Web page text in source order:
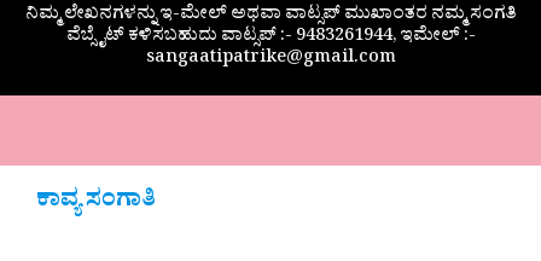
ನಿಮ್ಮ ಲೇಖನಗಳನ್ನು ಇ-ಮೇಲ್ ಅಥವಾ ವಾಟ್ಸಪ್ ಮುಖಾಂತರ ನಮ್ಮ ಸಂಗತಿ
ವೆಬ್ಸೈಟ್ ಕಳಿಸಬಹುದು ವಾಟ್ಸಪ್‌ :- 9483261944, ಇಮೇಲ್ :-
sangaatipatrike@gmail.com
ಕಾವ್ಯ ಸಂಗಾತಿ